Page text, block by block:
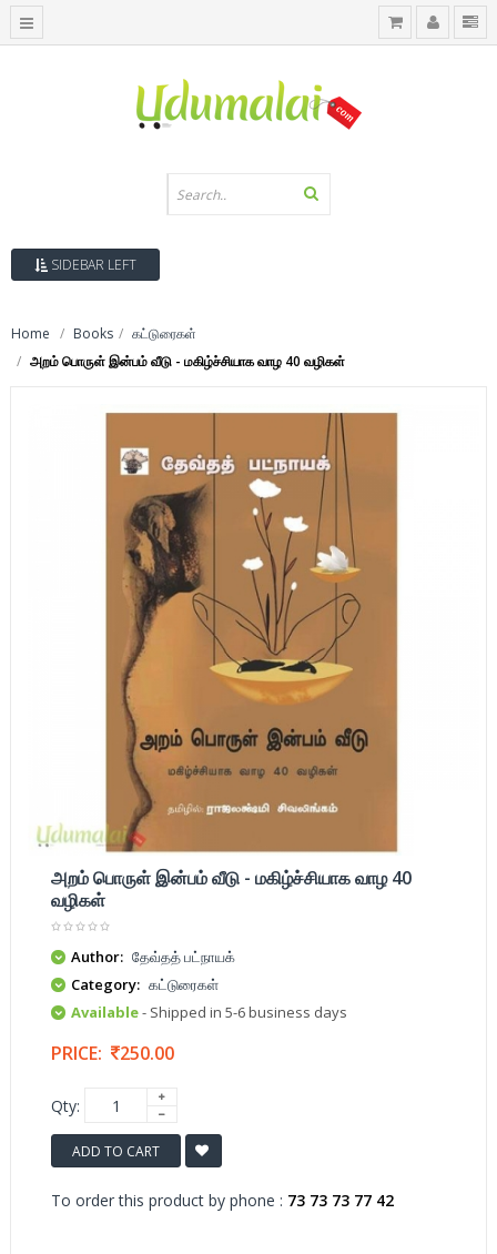
SIDEBAR LEFT
Home Books
கட்டுரைகள்
அறம் பொருள் இன்பம் வீடு - மகிழ்ச்சியாக வாழ 40 வழிகள்
அறம் பொருள் இன்பம் வீடு - மகிழ்ச்சியாக வாழ 40
வழிகள்
Author: தேவ்தத் பட்நாயக்
Category: கட்டுரைகள்
Available- Shipped in 5-6 business days
PRICE: 250.00
Qty:
ADD TO CART
To order this product by phone : 73 73 73 77 42